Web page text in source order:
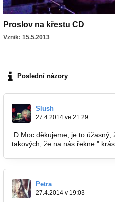
Proslov na křestu CD
Vznik: 15.5.2013
Poslední názory
Slush
27.4.2014 ve 21:29
:D Moc děkujeme, je to
takových, že na nás řekne "
Petra
27.4.2014 v 19:03